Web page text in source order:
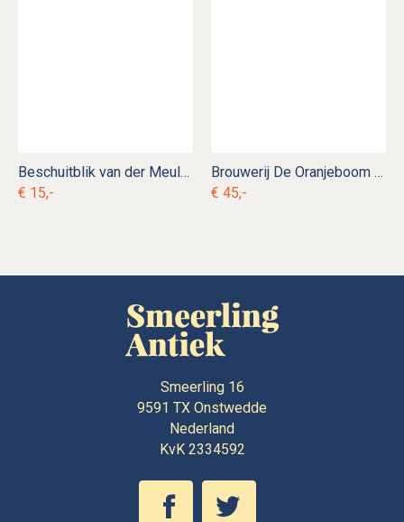
Beschuitblik van der Meulen c. b 10
€ 15,-
Brouwerij De Oranjeboom Premium Pilsener spiegel
€ 45,-
Smeerling 16
9591 TX Onstwedde
Nederland
KvK 2334592